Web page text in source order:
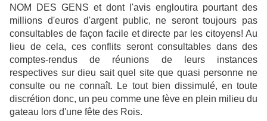
NOM DES GENS et dont l'avis engloutira pourtant des
millions d'euros d'argent public, ne seront toujours pas
consultables de façon facile et directe par les citoyens! Au
lieu de cela, ces conflits seront consultables dans des
comptes-rendus de réunions de leurs instances
respectives sur dieu sait quel site que quasi personne ne
consulte ou ne connaît. Le tout bien dissimulé, en toute
discrétion donc, un peu comme une fève en plein milieu du
gateau lors d'une fête des Rois.